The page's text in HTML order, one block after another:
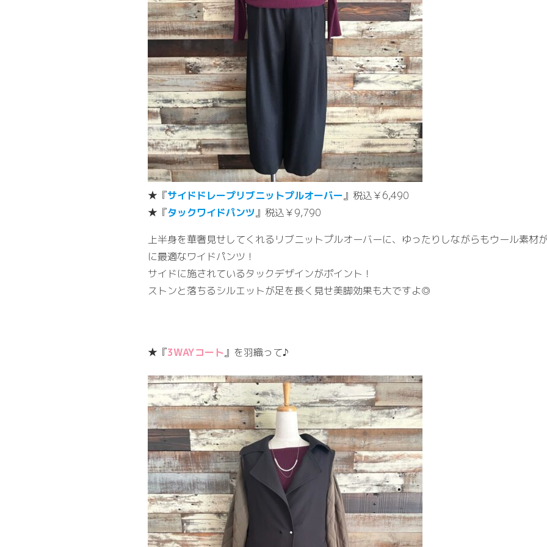
★『サイドドレープリブニットプルオーバー』税込￥6,490
★『タックワイドパンツ』税込￥9,790
上半身を華奢見せしてくれるリブニットプルオーバーに、ゆったりしながらもウール素材
に最適なワイドパンツ！
サイドに施されているタックデザインがポイント！
ストンと落ちるシルエットが足を長く見せ美脚効果も大ですよ◎
★『3WAYコート』を羽織って♪